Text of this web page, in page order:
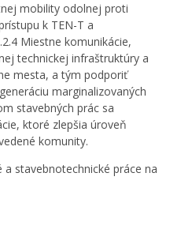
mobility odolnej proti
k TEN-T a
Miestne komunikácie,
technickej infraštruktúry a
mesta, a tým podporiť
marginalizovaných
stavebných prác sa
ktoré zlepšia úroveň
komunity.
stavebnotechnické práce na